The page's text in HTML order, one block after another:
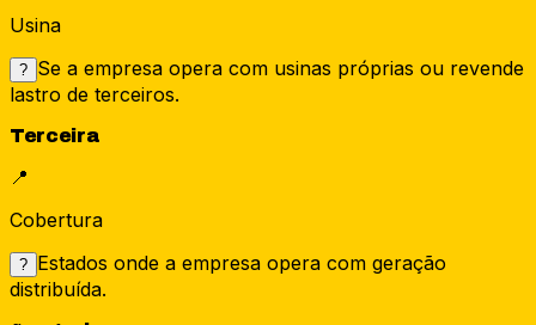
Usina
? Se a empresa opera com usinas próprias ou revende
lastro de terceiros.
Terceira
📍
Cobertura
? Estados onde a empresa opera com geração
distribuída.